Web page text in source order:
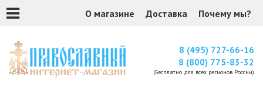
О магазине Доставка Почему мы?
8 (495) 727-66-16
8 (800) 775-83-32
(Бесплатно для всех регионов России)